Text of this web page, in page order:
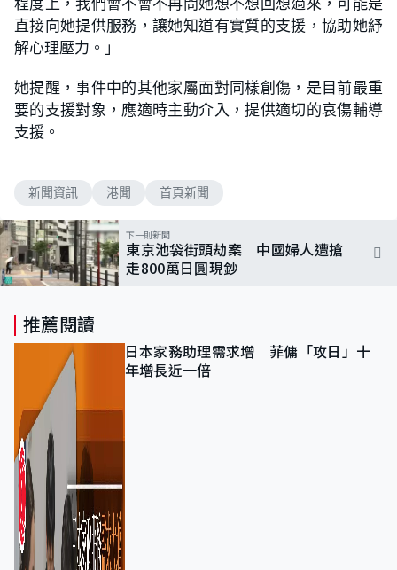
直接向她提供服務，讓她知道有實質的支援，協助她紓
解心理壓力。」
她提醒，事件中的其他家屬面對同樣創傷，是目前最重
要的支援對象，應適時主動介入，提供適切的哀傷輔導
支援。
新聞資訊 港聞 首頁新聞
下一則新聞
東京池袋街頭劫案 中國婦人遭搶
走800萬日圓現鈔
推薦閱讀
日本家務助理需求增 菲傭「攻日」十
年增長近一倍